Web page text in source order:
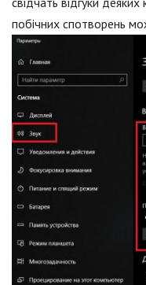
побічних спотворень